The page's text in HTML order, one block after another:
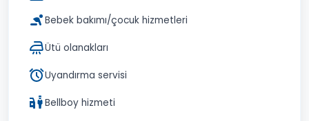
Bebek bakımı/çocuk hizmetleri
Ütü olanakları
Uyandırma servisi
Bellboy hizmeti